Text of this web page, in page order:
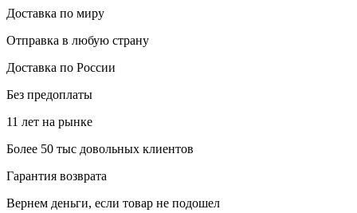
Доставка по миру
Отправка в любую страну
Доставка по России
Без предоплаты
11 лет на рынке
Более 50 тыс довольных клиентов
Гарантия возврата
Вернем деньги, если товар не подошел